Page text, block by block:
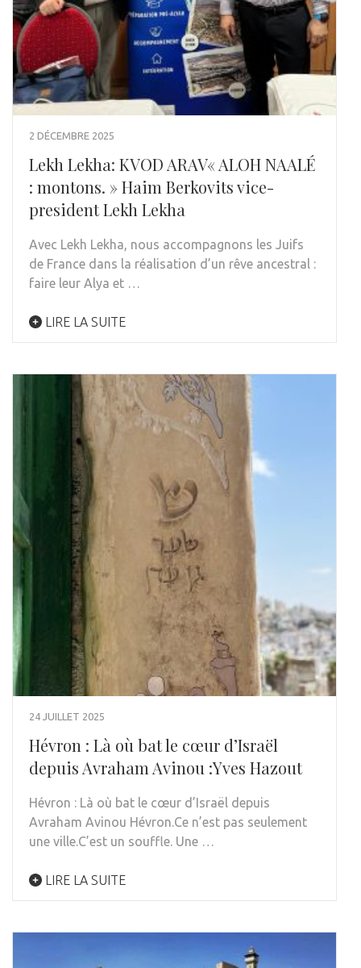
2 DÉCEMBRE 2025
Lekh Lekha: KVOD ARAV« ALOH NAALÉ
: montons. » Haim Berkovits vice-
president Lekh Lekha
Avec Lekh Lekha, nous accompagnons les Juifs
de France dans la réalisation d’un rêve ancestral :
faire leur Alya et …
LIRE LA SUITE
24 JUILLET 2025
Hévron : Là où bat le cœur d’Israël
depuis Avraham Avinou :Yves Hazout
Hévron : Là où bat le cœur d’Israël depuis
Avraham Avinou Hévron.Ce n’est pas seulement
une ville.C’est un souffle. Une …
LIRE LA SUITE